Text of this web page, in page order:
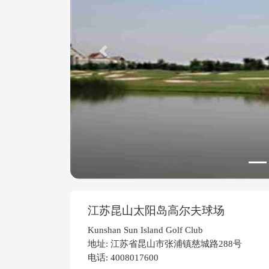
Previous
江苏昆山太阳岛高尔夫球场
Kunshan Sun Island Golf Club
地址: 江苏省昆山市张浦镇慈城路288号
电话: 4008017600